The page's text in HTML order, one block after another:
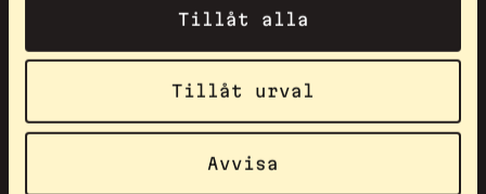
Tillåt alla
Tillåt urval
Avvisa
Bonos
Esquíes sobre ruedas